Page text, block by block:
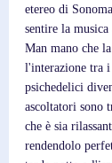
etereo di
sentire la
Man mano che
l'interazione tra
psichedelici
ascoltatori sono
che è sia
rendendolo